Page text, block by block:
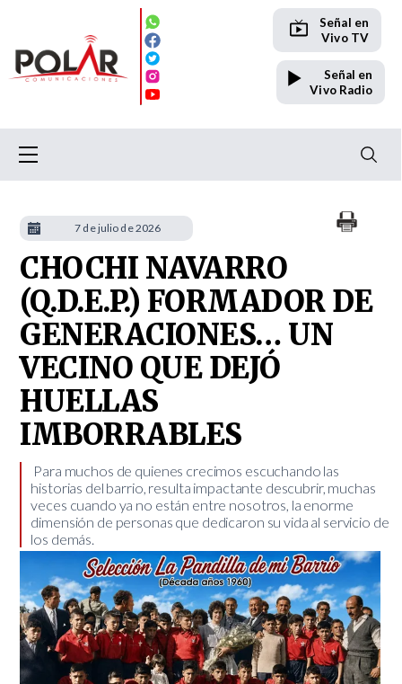
Señal en
Vivo TV
Señal en
Vivo Radio
CHOCHI NAVARRO
(Q.D.E.P.) FORMADOR DE
GENERACIONES… UN
VECINO QUE DEJÓ
HUELLAS
IMBORRABLES
​ Para muchos de quienes crecimos escuchando las
historias del barrio, resulta impactante descubrir, muchas
veces cuando ya no están entre nosotros, la enorme
dimensión de personas que dedicaron su vida al servicio de
los demás.
7 de julio de 2026